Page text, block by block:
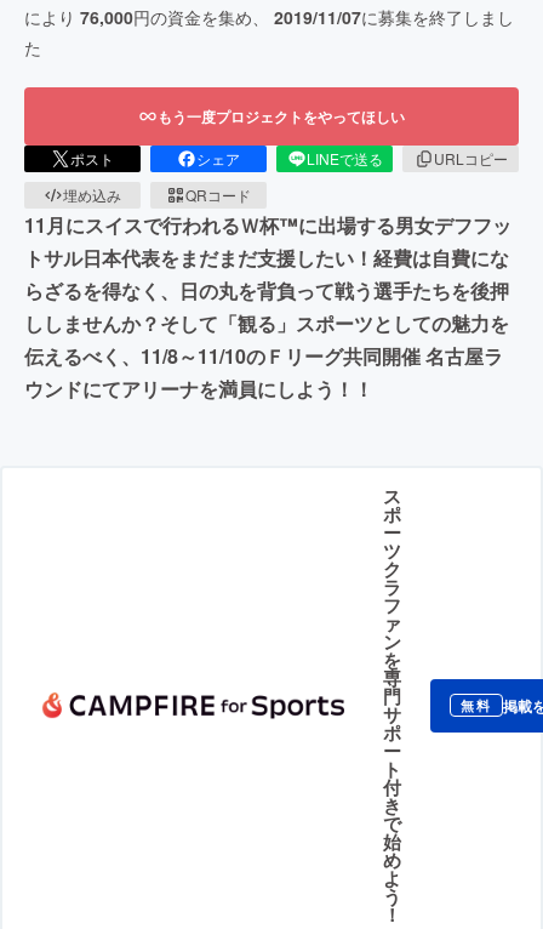
により 76,000円の資金を集め、 2019/11/07に募集を終了しまし
た
もう一度プロジェクトをやってほしい
ポスト シェア LINEで送る
URLコピー
埋め込み
QRコード
11月にスイスで行われるＷ杯™に出場する男女デフフッ
トサル日本代表をまだまだ支援したい！経費は自費にな
らざるを得なく、日の丸を背負って戦う選手たちを後押
ししませんか？そして「観る」スポーツとしての魅力を
伝えるべく、11/8～11/10のＦリーグ共同開催 名古屋ラ
ウンドにてアリーナを満員にしよう！！
ス
ポ
ー
ツ
ク
ラ
フ
ァ
ン
を
専
門
サ
ポ
ー
ト
付
き
で
始
め
よ
う
！
無料 掲載